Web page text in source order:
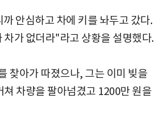
안심하고 차에 키를 놔두고 갔다.
차가 없더라"라고 상황을 설명했다.
찾아가 따졌으나, 그는 이미 빚을
쳐 차량을 팔아넘겼고 1200만 원을